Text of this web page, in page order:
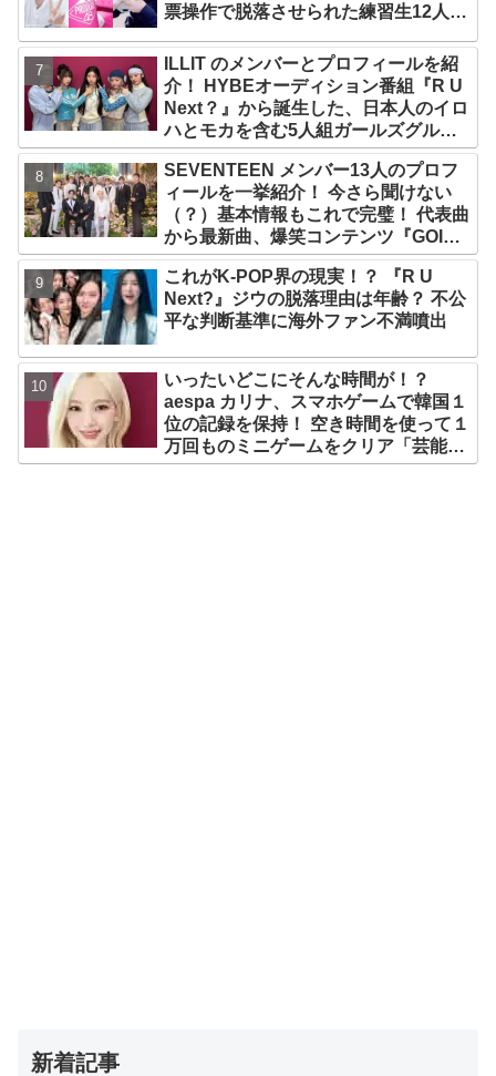
票操作で脱落させられた練習生12人の
ILLIT のメンバーとプロフィールを紹
介！ HYBEオーディション番組『R U
Next？』から誕生した、日本人のイロ
ハとモカを含む5人組ガールズグルー
プ！ デビュー曲「Magnetic」がいき
なりの大ヒット
SEVENTEEN メンバー13人のプロフ
ィールを一挙紹介！ 今さら聞けない
（？）基本情報もこれで完璧！ 代表曲
から最新曲、爆笑コンテンツ『GOING
SEVENTEEN』まで・・VERY NICE
な魅力が満載
これがK-POP界の現実！？ 『R U
Next?』ジウの脱落理由は年齢？ 不公
平な判断基準に海外ファン不満噴出
いったいどこにそんな時間が！？
aespa カリナ、スマホゲームで韓国１
位の記録を保持！ 空き時間を使って１
万回ものミニゲームをクリア「芸能人
たちが時間がないと言っているのは全
新着記事